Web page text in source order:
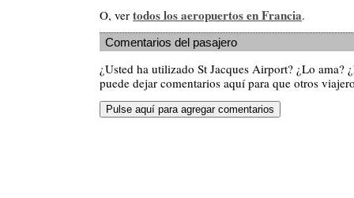
O, ver todos los aeropuertos en Francia.
Comentarios del pasajero
¿Usted ha utilizado St Jacques Airport? ¿Lo ama?
puede dejar comentarios aquí para que otros